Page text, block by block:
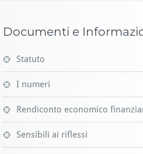
Documenti e
Statuto
I numeri
Rendiconto economico
Sensibili ai riflessi